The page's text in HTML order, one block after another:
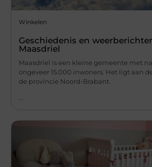
Winkelen
Geschiedenis en
Maasdriel
Maasdriel is een kleine gemeente met
ongeveer 15.000 inwoners. Het ligt aan
de provincie Noord-Brabant.
...